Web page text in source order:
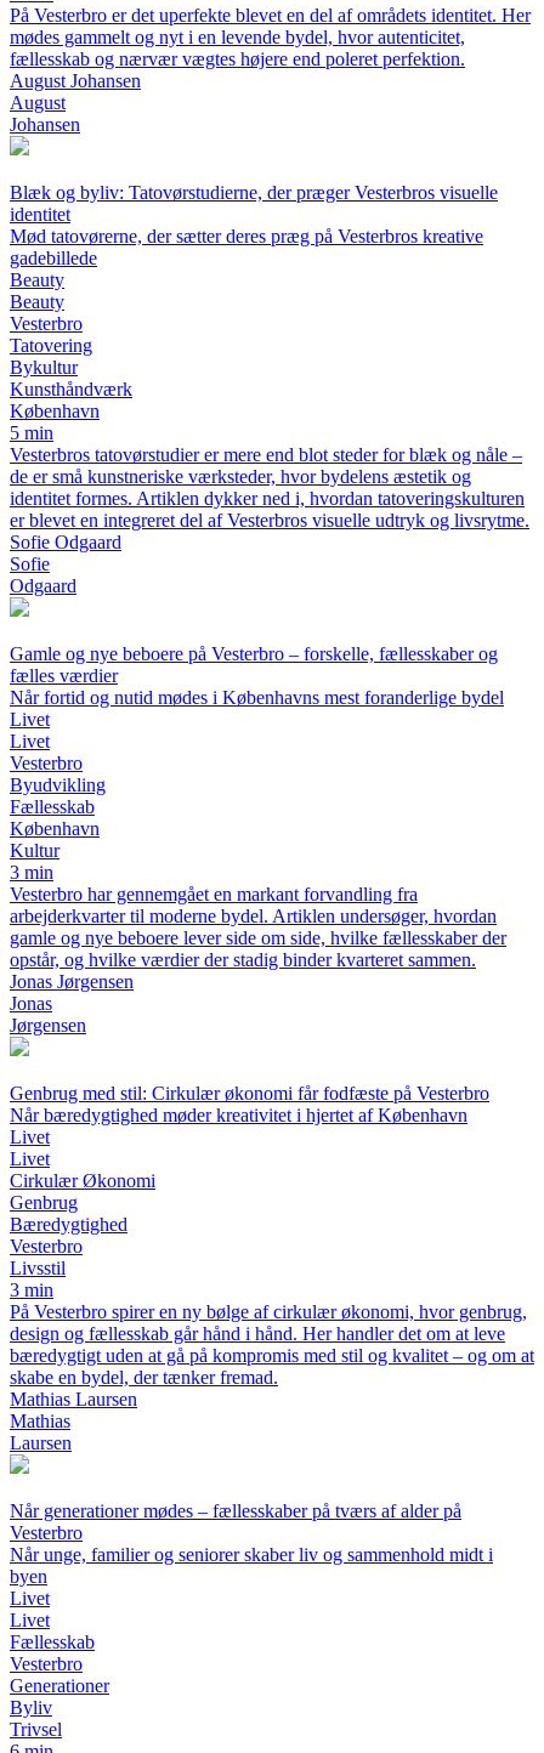
På Vesterbro er det uperfekte blevet en del af områdets identitet. Her
mødes gammelt og nyt i en levende bydel, hvor autenticitet,
fællesskab og nærvær vægtes højere end poleret perfektion.
August Johansen
August
Johansen
Blæk og byliv: Tatovørstudierne, der præger Vesterbros visuelle
identitet
Mød tatovørerne, der sætter deres præg på Vesterbros kreative
gadebillede
Beauty
Beauty
Vesterbro
Tatovering
Bykultur
Kunsthåndværk
København
5 min
Vesterbros tatovørstudier er mere end blot steder for blæk og nåle –
de er små kunstneriske værksteder, hvor bydelens æstetik og
identitet formes. Artiklen dykker ned i, hvordan tatoveringskulturen
er blevet en integreret del af Vesterbros visuelle udtryk og livsrytme.
Sofie Odgaard
Sofie
Odgaard
Gamle og nye beboere på Vesterbro – forskelle, fællesskaber og
fælles værdier
Når fortid og nutid mødes i Københavns mest foranderlige bydel
Livet
Livet
Vesterbro
Byudvikling
Fællesskab
København
Kultur
3 min
Vesterbro har gennemgået en markant forvandling fra
arbejderkvarter til moderne bydel. Artiklen undersøger, hvordan
gamle og nye beboere lever side om side, hvilke fællesskaber der
opstår, og hvilke værdier der stadig binder kvarteret sammen.
Jonas Jørgensen
Jonas
Jørgensen
Genbrug med stil: Cirkulær økonomi får fodfæste på Vesterbro
Når bæredygtighed møder kreativitet i hjertet af København
Livet
Livet
Cirkulær Økonomi
Genbrug
Bæredygtighed
Vesterbro
Livsstil
3 min
På Vesterbro spirer en ny bølge af cirkulær økonomi, hvor genbrug,
design og fællesskab går hånd i hånd. Her handler det om at leve
bæredygtigt uden at gå på kompromis med stil og kvalitet – og om at
skabe en bydel, der tænker fremad.
Mathias Laursen
Mathias
Laursen
Når generationer mødes – fællesskaber på tværs af alder på
Vesterbro
Når unge, familier og seniorer skaber liv og sammenhold midt i
byen
Livet
Livet
Fællesskab
Vesterbro
Generationer
Byliv
Trivsel